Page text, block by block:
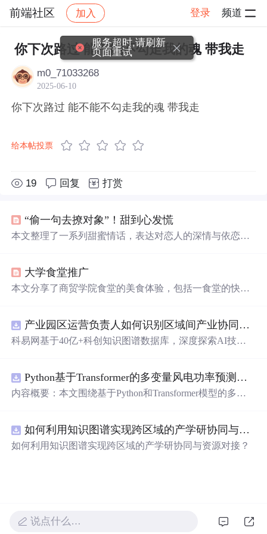
前端社区 加入 登录 频道
社区 前端社区 感慨 帖子详情
你下次路过 能不能不勾走我的魂 带我走
m0_71033268
2025-06-10
你下次路过 能不能不勾走我的魂 带我走
给本帖投票
19 回复 打赏
“偷一句去撩对象”！甜到心发慌
本文整理了一系列甜蜜情话，表达对恋人的深情与依恋，
大学食堂推广
本文分享了商贸学院食堂的美食体验，包括一食堂的快
馨，是学生们的味蕾天堂。
产业园区运营负责人如何识别区域间产业协同机会？.docx
科易网基于40亿+科创知识图谱数据库，深度探索AI技术
新领域的AI+数智化解决方案，推动科技创新与产业创新
智能化发展。
Python基于Transformer的多变量风电功率预测研究
内容概要：本文围绕基于Python和Transformer模型的多变
温度、湿度等多种气象及运行变量作为输入特征，构建高
精度预测模型。为进一步提升预测的稳健性与可靠性，研
（如PyTorch或TensorFlow）的研究生、科研人员，以及从
如何利用知识图谱实现跨区域的产学研协同与资源对接？.docx
如何利用知识图谱实现跨区域的产学研协同与资源对接？
说点什么…
服务超时,请刷新
页面重试